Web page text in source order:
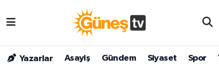
Yazarlar Asayiş Gündem Siyaset Spor
Bilim & Teknoloji
Malatya Nöbetçi Eczaneler
Malatya Hava Durumu